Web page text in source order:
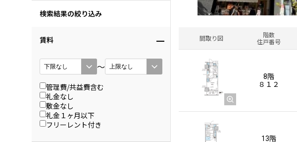
検索結果の絞り込み
賃料
〜
管理費/共益費含む
礼金なし
敷金なし
礼金１ヶ月以下
フリーレント付き
間取り図
階数
住戸番号
8階
８１２
13階